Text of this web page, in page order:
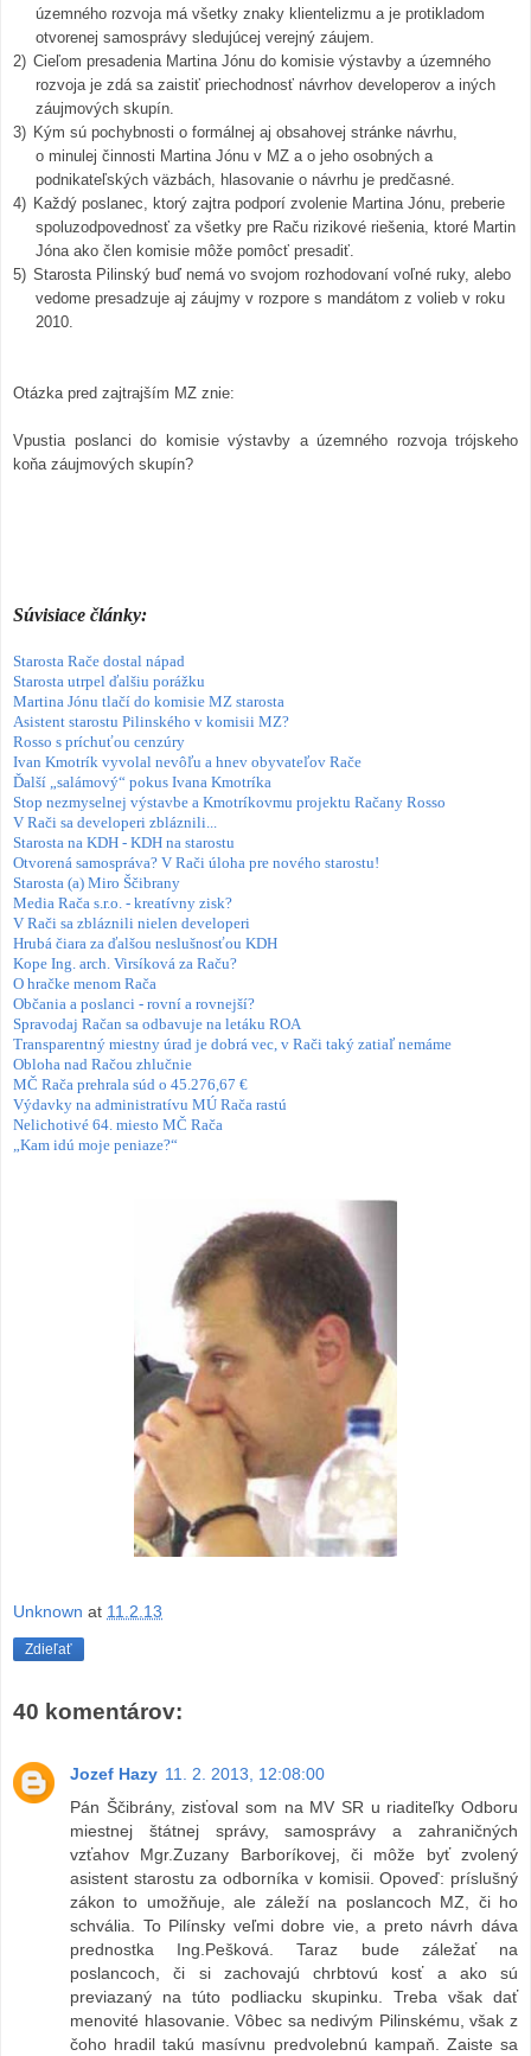
územného rozvoja má všetky znaky klientelizmu a je protikladom
otvorenej samosprávy sledujúcej verejný záujem.
2) Cieľom presadenia Martina Jónu do komisie výstavby a územného
rozvoja je zdá sa zaistiť priechodnosť návrhov developerov a iných
záujmových skupín.
3) Kým sú pochybnosti o formálnej aj obsahovej stránke návrhu,
o minulej činnosti Martina Jónu v MZ a o jeho osobných a
podnikateľských väzbách, hlasovanie o návrhu je predčasné.
4) Každý poslanec, ktorý zajtra podporí zvolenie Martina Jónu, preberie
spoluzodpovednosť za všetky pre Raču rizikové riešenia, ktoré Martin
Jóna ako člen komisie môže pomôcť presadiť.
5) Starosta Pilinský buď nemá vo svojom rozhodovaní voľné ruky, alebo
vedome presadzuje aj záujmy v rozpore s mandátom z volieb v roku
2010.
Otázka pred zajtrajším MZ znie:
Vpustia poslanci do komisie výstavby a územného rozvoja trójskeho
koňa záujmových skupín?
Súvisiace články:
Starosta Rače dostal nápad
Starosta utrpel ďalšiu porážku
Martina Jónu tlačí do komisie MZ starosta
Asistent starostu Pilinského v komisii MZ?
Rosso s príchuťou cenzúry
Ivan Kmotrík vyvolal nevôľu a hnev obyvateľov Rače
Ďalší „salámový“ pokus Ivana Kmotríka
Stop nezmyselnej výstavbe a Kmotríkovmu projektu Račany Rosso
V Rači sa developeri zbláznili...
Starosta na KDH - KDH na starostu
Otvorená samospráva? V Rači úloha pre nového starostu!
Starosta (a) Miro Ščibrany
Media Rača s.r.o. - kreatívny zisk?
V Rači sa zbláznili nielen developeri
Hrubá čiara za ďalšou neslušnosťou KDH
Kope Ing. arch. Virsíková za Raču?
O hračke menom Rača
Občania a poslanci - rovní a rovnejší?
Spravodaj Račan sa odbavuje na letáku ROA
Transparentný miestny úrad je dobrá vec, v Rači taký zatiaľ nemáme
Obloha nad Račou zhlučnie
MČ Rača prehrala súd o 45.276,67 €
Výdavky na administratívu MÚ Rača rastú
Nelichotivé 64. miesto MČ Rača
„Kam idú moje peniaze?“
Unknown at 11.2.13
Zdieľať
40 komentárov:
Jozef Hazy 11. 2. 2013, 12:08:00
Pán Ščibrány, zisťoval som na MV SR u riaditeľky Odboru
miestnej štátnej správy, samosprávy a zahraničných
vzťahov Mgr.Zuzany Barboríkovej, či môže byť zvolený
asistent starostu za odborníka v komisii. Opoveď: príslušný
zákon to umožňuje, ale záleží na poslancoch MZ, či ho
schvália. To Pilínsky veľmi dobre vie, a preto návrh dáva
prednostka Ing.Pešková. Taraz bude záležať na
poslancoch, či si zachovajú chrbtovú kosť a ako sú
previazaný na túto podliacku skupinku. Treba však dať
menovité hlasovanie. Vôbec sa nedivým Pilinskému, však z
čoho hradil takú masívnu predvolebnú kampaň. Zaiste sa